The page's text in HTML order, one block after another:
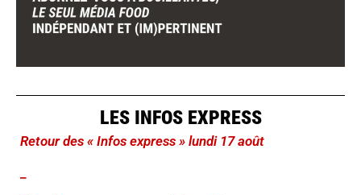
LES INFOS EXPRESS
Retour des « Infos express » lundi 17 août